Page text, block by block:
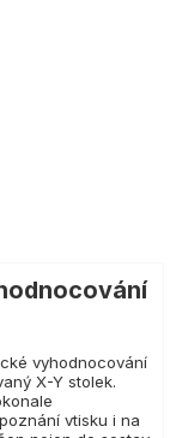
vyhodnocování
X-Y stolek.
vtisku i na